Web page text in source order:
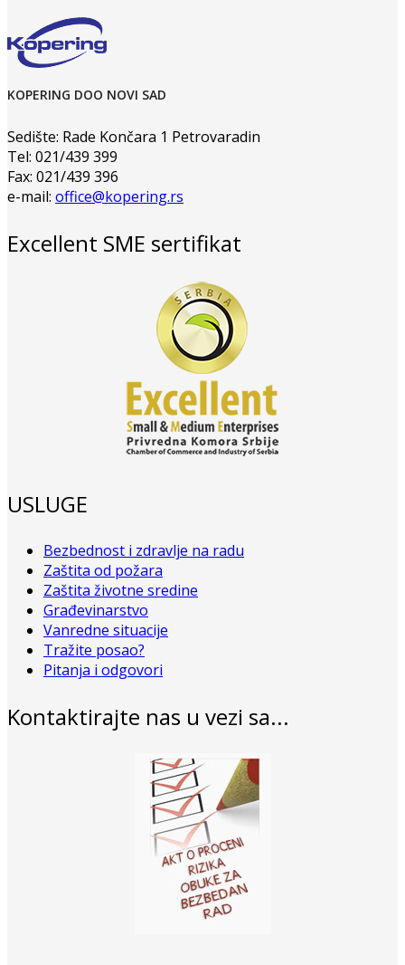
KOPERING DOO NOVI SAD
Sedište: Rade Končara 1 Petrovaradin
Tel: 021/439 399
Fax: 021/439 396
e-mail: office@kopering.rs
Excellent SME sertifikat
USLUGE
Bezbednost i zdravlje na radu
Zaštita od požara
Zaštita životne sredine
Građevinarstvo
Vanredne situacije
Tražite posao?
Pitanja i odgovori
Kontaktirajte nas u vezi sa...